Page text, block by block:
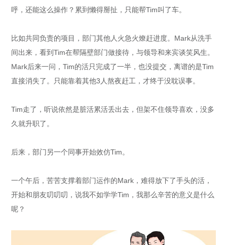
呼，还能这么操作？累到懒得掰扯，只能帮Tim叫了车。
比如共同负责的项目，部门其他人火急火燎赶进度。Mark从洗手
间出来，看到Tim在帮隔壁部门做接待，与领导和来宾谈笑风生。
Mark后来一问，Tim的活只完成了一半，也没提交，离谱的是Tim
直接消失了。只能靠着其他3人熬夜赶工，才终于没耽误事。
Tim走了，听说依然是脏活累活丢出去，但架不住领导喜欢，没多
久就升职了。
后来，部门另一个同事开始效仿Tim。
一个午后，苦苦支撑着部门运作的Mark，难得放下了手头的活，
开始和朋友叨叨叨，说我不如学学Tim，我那么辛苦的意义是什么
呢？